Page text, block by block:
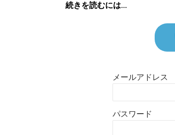
続きを読むには...
メールアドレス
パスワード